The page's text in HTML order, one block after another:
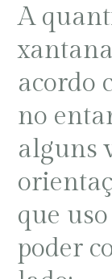
A
acordo
no
alguns
que
poder